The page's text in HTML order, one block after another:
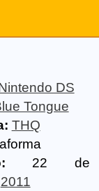
DS
Tongue
THQ
22 de
2011